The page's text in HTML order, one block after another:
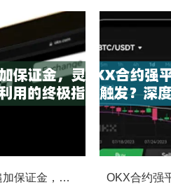
欧易逐仓追加保证金，灵活风控与资金利用的终极指南